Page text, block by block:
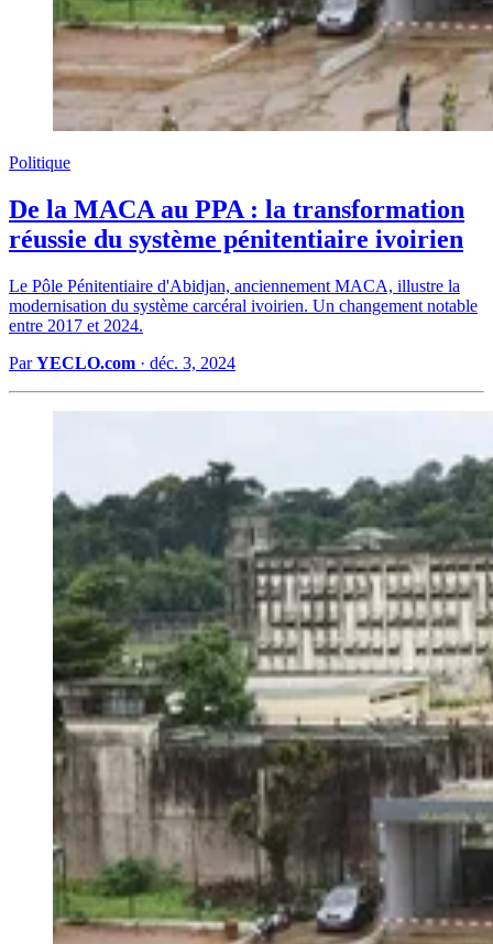
Politique
De la MACA au PPA : la transformation
réussie du système pénitentiaire ivoirien
Le Pôle Pénitentiaire d'Abidjan, anciennement MACA, illustre la
modernisation du système carcéral ivoirien. Un changement notable
entre 2017 et 2024.
ParYECLO.com · déc. 3, 2024